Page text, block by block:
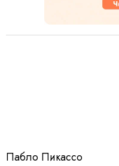
Пабло Пикассо